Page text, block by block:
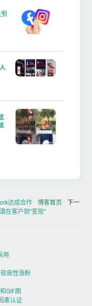
达成合作 博客首页
下一
在客户到“变现”
用
良性涨粉
GIF图
素认证